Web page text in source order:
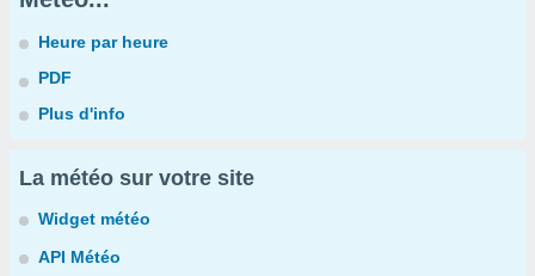
Heure par heure
PDF
Plus d'info
La météo sur votre site
Widget météo
API Météo